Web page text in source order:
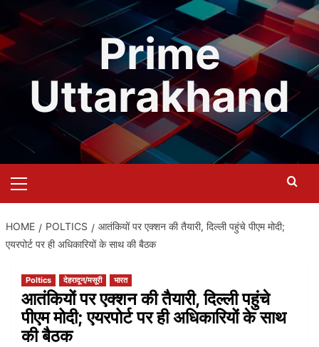
content
Prime
Uttarakhand
Menu
HOME POLTICS
आतंकियों पर एक्शन की तैयारी, दिल्ली पहुंचे पीएम मोदी;
एयरपोर्ट पर ही अधिकारियों के साथ की बैठक
Poltics देहरादून/मसूरी भारत
आतंकियों पर एक्शन की तैयारी, दिल्ली पहुंचे
पीएम मोदी; एयरपोर्ट पर ही अधिकारियों के साथ
की बैठक